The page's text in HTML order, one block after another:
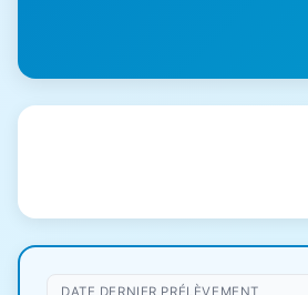
Résultats de qualité de
DATE DERNIER PRÉLÈVEMENT